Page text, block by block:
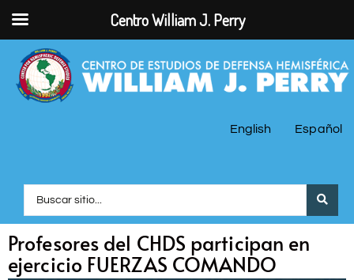
English Español
Profesores del CHDS participan en
ejercicio FUERZAS COMANDO
Centro William J. Perry